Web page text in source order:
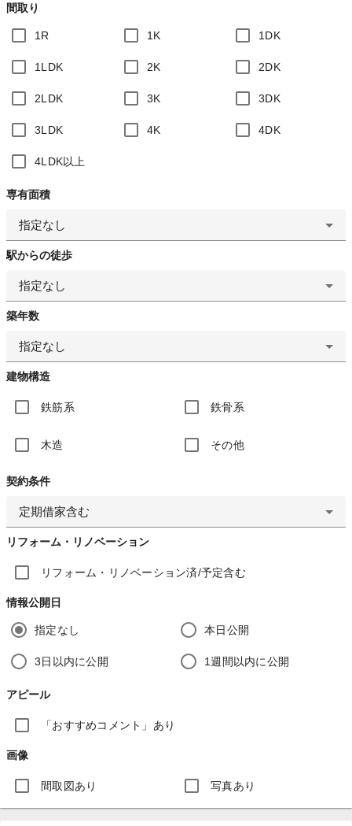
間取り
1R 1K 1DK
1LDK 2K 2DK
2LDK 3K 3DK
3LDK 4K 4DK
4LDK以上
専有面積
指定なし
駅からの徒歩
指定なし
築年数
指定なし
建物構造
鉄筋系 鉄骨系
木造 その他
契約条件
定期借家含む
リフォーム・リノベーション
リフォーム・リノベーション済/予定含む
情報公開日
指定なし 本日公開
3日以内に公開 1週間以内に公開
アピール
「おすすめコメント」あり
画像
間取図あり 写真あり